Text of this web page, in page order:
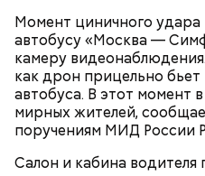
Момент циничного
автобусу «Москва —
камеру
как дрон прицельно бьет
автобуса. В этот момент
мирных жителей,
поручениям МИД России
Салон и кабина водителя
Противень ставится в
190 градусов. Спагетти
25–30 минут.